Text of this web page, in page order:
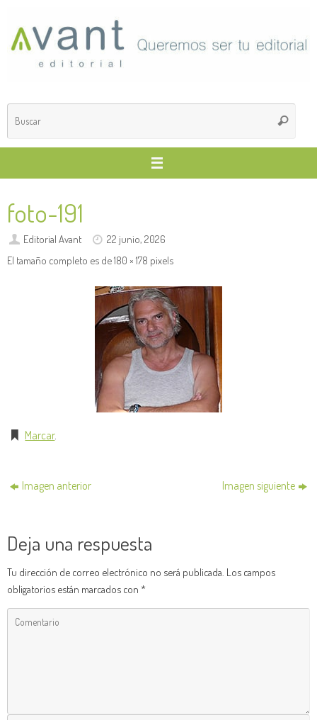
contenido
Buscar
foto-191
Editorial Avant
22 junio, 2026
El tamaño completo es de180 × 178 pixels
Marcar.
Imagen anterior Imagen siguiente
Deja una respuesta
Tu dirección de correo electrónico no será publicada. Los campos
obligatorios están marcados con *